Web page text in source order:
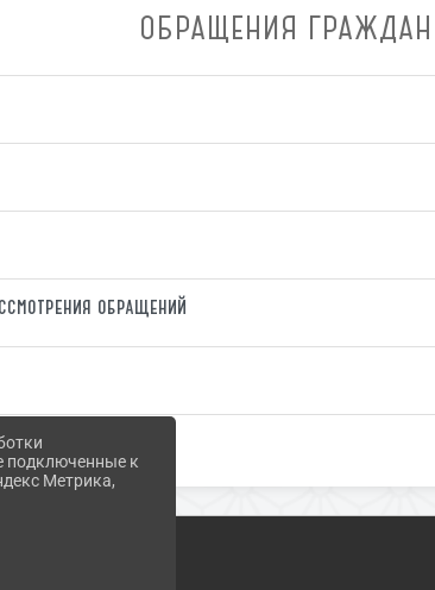
ОБРАЩЕНИЯ ГРАЖДАН
обращений
подключенные к
Метрика,